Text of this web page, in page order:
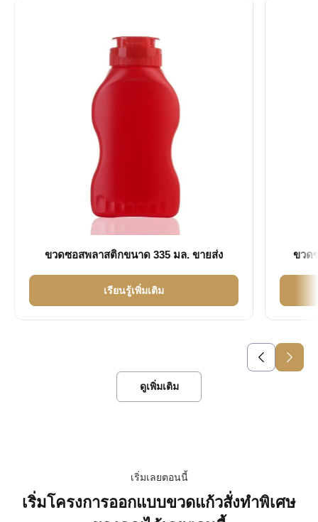
ขวดซอสพลาสติกขนาด 335 มล. ขายส่ง
เรียนรู้เพิ่มเติม
ขวด
ดูเพิ่มเติม
เริ่มเลยตอนนี้
เริ่มโครงการออกแบบขวดแก้วสั่งทำพิเศษ